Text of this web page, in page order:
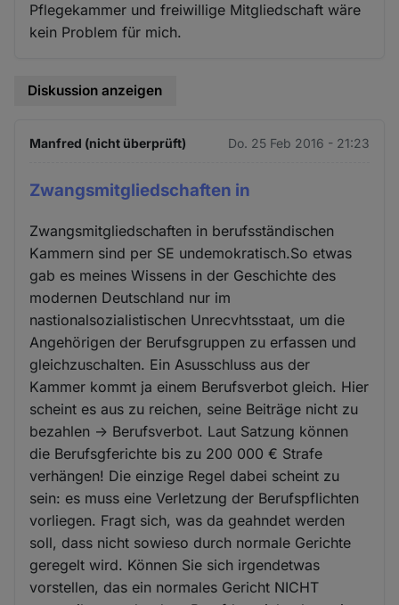
Pflegekammer und freiwillige Mitgliedschaft wäre
kein Problem für mich.
Diskussion anzeigen
Manfred (nicht überprüft) Do. 25 Feb 2016 - 21:23
Zwangsmitgliedschaften in
Zwangsmitgliedschaften in berufsständischen
Kammern sind per SE undemokratisch.So etwas
gab es meines Wissens in der Geschichte des
modernen Deutschland nur im
nastionalsozialistischen Unrecvhtsstaat, um die
Angehörigen der Berufsgruppen zu erfassen und
gleichzuschalten. Ein Asusschluss aus der
Kammer kommt ja einem Berufsverbot gleich. Hier
scheint es aus zu reichen, seine Beiträge nicht zu
bezahlen -> Berufsverbot. Laut Satzung können
die Berufsgferichte bis zu 200 000 € Strafe
verhängen! Die einzige Regel dabei scheint zu
sein: es muss eine Verletzung der Berufspflichten
vorliegen. Fragt sich, was da geahndet werden
soll, dass nicht sowieso durch normale Gerichte
geregelt wird. Können Sie sich irgendetwas
vorstellen, das ein normales Gericht NICHT